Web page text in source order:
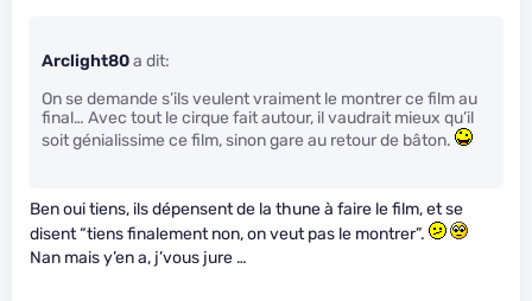
Arclight80a dit:
On se demande s’ils veulent vraiment le montrer ce film au
final… Avec tout le cirque fait autour, il vaudrait mieux qu’il
soit génialissime ce film, sinon gare au retour de bâton.
Ben oui tiens, ils dépensent de la thune à faire le film, et se
disent “tiens finalement non, on veut pas le montrer”.
Nan mais y’en a, j’vous jure …